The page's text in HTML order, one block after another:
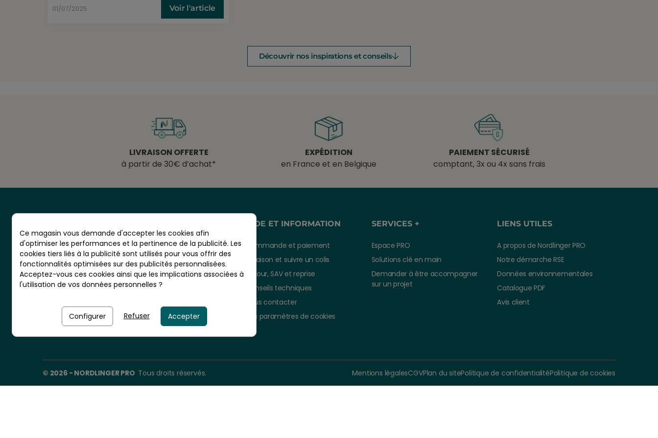
8,90 €TTC
01/07/2025 Voir l'article
Découvrir nos inspirations et conseils
LIVRAISON OFFERTE
à partir de 30€ d’achat*
EXPÉDITION
en France et en Belgique
PAIEMENT SÉCURISÉ
comptant, 3x ou 4x sans frais
CS 20001 - RN10 - VIGNOLLES
16300 BARBEZIEUX - France
AIDE ET INFORMATION
Commande et paiement
Livraison et suivre un colis
Retour, SAV et reprise
Conseils techniques
Nous contacter
Vos paramètres de cookies
SERVICES +
Espace PRO
Solutions clé en main
Demander à être accompagner
sur un projet
LIENS UTILES
A propos de Nordlinger PRO
Notre démarche RSE
Données environnementales
Catalogue PDF
Avis client
© 2026 - NORDLINGER PRO Tous droits réservés. Mentions légalesCGVPlan du sitePolitique de confidentialitéPolitique de cookies
Ce magasin vous demande d'accepter les cookies afin
d'optimiser les performances et la pertinence de la publicité. Les
cookies tiers liés à la publicité sont utilisés pour vous offrir des
fonctionnalités optimisées sur des publicités personnalisées.
Acceptez-vous ces cookies ainsi que les implications associées à
l'utilisation de vos données personnelles ?
Configurer Refuser Accepter